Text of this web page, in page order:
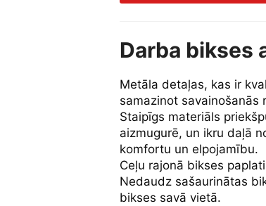
Darba bikses
Metāla detaļas, kas ir
samazinot savainošanās
Staipīgs materiāls
aizmugurē, un ikru daļā
komfortu un elpojamību.
Ceļu rajonā bikses
Nedaudz sašaurinātas
bikses savā vietā.